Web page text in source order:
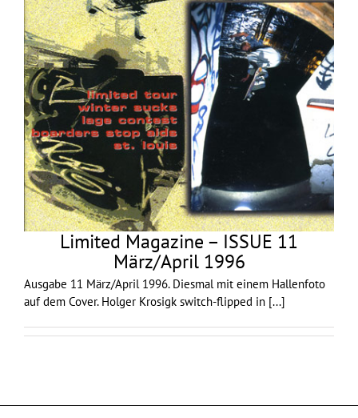
Limited Magazine – ISSUE 11
März/April 1996
Ausgabe 11 März/April 1996. Diesmal mit einem Hallenfoto
auf dem Cover. Holger Krosigk switch-flipped in [...]